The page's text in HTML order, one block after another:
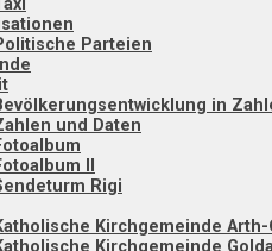
Parteien
in
und Daten
II
Rigi
Kirchgemeinde